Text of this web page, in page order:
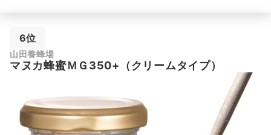
6位
山田養蜂場
マヌカ蜂蜜ＭＧ350+（クリームタイプ）